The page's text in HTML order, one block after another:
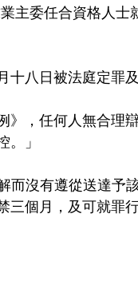
主委任合資格人士
八日被法庭定罪及
》，任何人無合理
。」
而沒有遵從送達予
三個月，及可就罪